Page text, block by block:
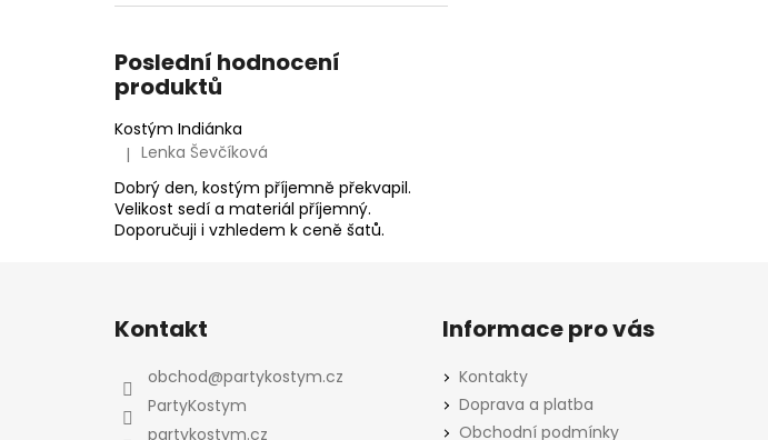
Poslední hodnocení
produktů
Kostým Indiánka
Hodnocení produktu je 5 z 5 hvězdiček.
| Lenka Ševčíková
Dobrý den, kostým příjemně překvapil.
Velikost sedí a materiál příjemný.
Doporučuji i vzhledem k ceně šatů.
Kontakt
obchod@partykostym.cz
PartyKostym
partykostym.cz
Informace pro vás
Kontakty
Doprava a platba
Obchodní podmínky